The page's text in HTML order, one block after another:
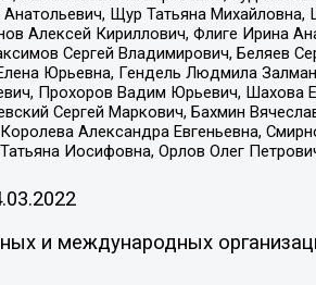
Щур Татьяна
Алексей Кириллович, Флиге Ирина
Сергей Владимирович, Беляев
Юрьевна, Гендель Людмила
Прохоров Вадим Юрьевич, Шахова
Сергей Маркович, Бахмин
Александра Евгеньевна,
Иосифовна, Орлов Олег
и международных